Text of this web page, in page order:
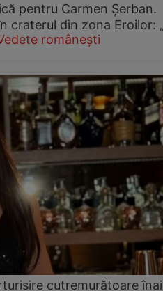
pentru Carmen Șerban.
craterul din zona Eroilor:
românești
cutremurătoare